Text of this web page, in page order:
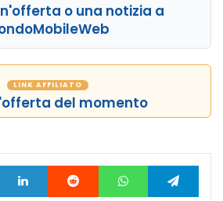
o una notizia a
LINK AFFILIATO
del momento
LinkedIn Reddit WhatsApp